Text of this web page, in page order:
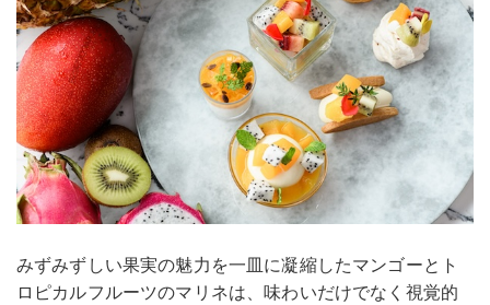
みずみずしい果実の魅力を一皿に凝縮したマンゴーとト
ロピカルフルーツのマリネは、味わいだけでなく視覚的